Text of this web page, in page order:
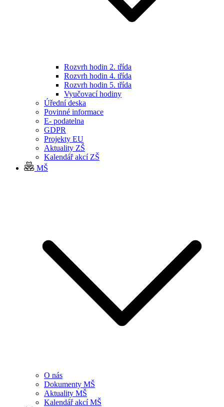
Rozvrh hodin 2. třída
Rozvrh hodin 4. třída
Rozvrh hodin 5. třída
Vyučovací hodiny
Úřední deska
Povinné informace
E- podatelna
GDPR
Projekty EU
Aktuality ZŠ
Kalendář akcí ZŠ
MŠ
O nás
Dokumenty MŠ
Aktuality MŠ
Kalendář akcí MŠ